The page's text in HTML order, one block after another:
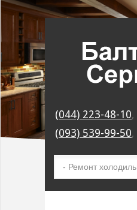
(044) 223-48-10,
(093) 539-99-50,